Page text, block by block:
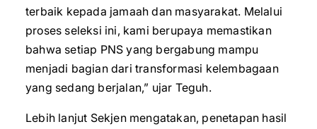
terbaik kepada jamaah dan masyarakat. Melalui
proses seleksi ini, kami berupaya memastikan
bahwa setiap PNS yang bergabung mampu
menjadi bagian dari transformasi kelembagaan
yang sedang berjalan,” ujar Teguh.
Lebih lanjut Sekjen mengatakan, penetapan hasil